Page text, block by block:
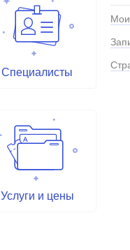
Специалисты
Услуги и цены